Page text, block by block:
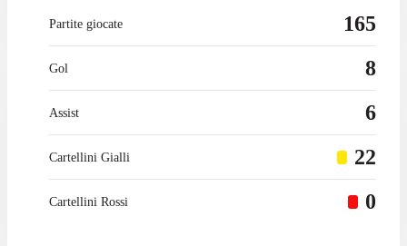
Partite giocate 165
Gol 8
Assist 6
Cartellini Gialli 22
Cartellini Rossi 0